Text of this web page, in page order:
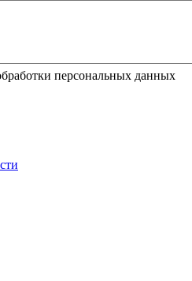
персональных данных